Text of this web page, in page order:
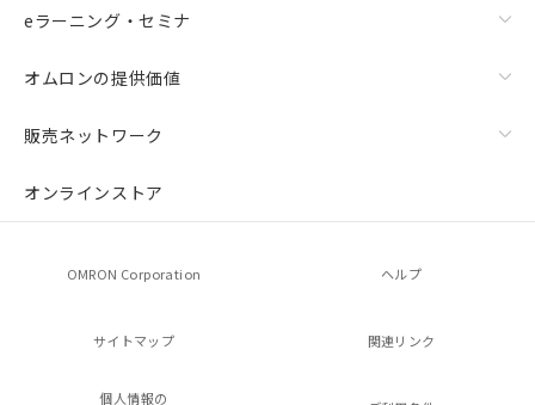
eラーニング・セミナ
オムロンの提供価値
販売ネットワーク
オンラインストア
OMRON Corporation ヘルプ
サイトマップ 関連リンク
個人情報の